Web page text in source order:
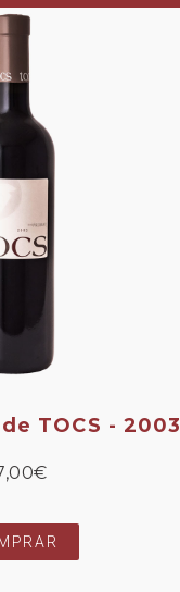
TOCS - 2003
€